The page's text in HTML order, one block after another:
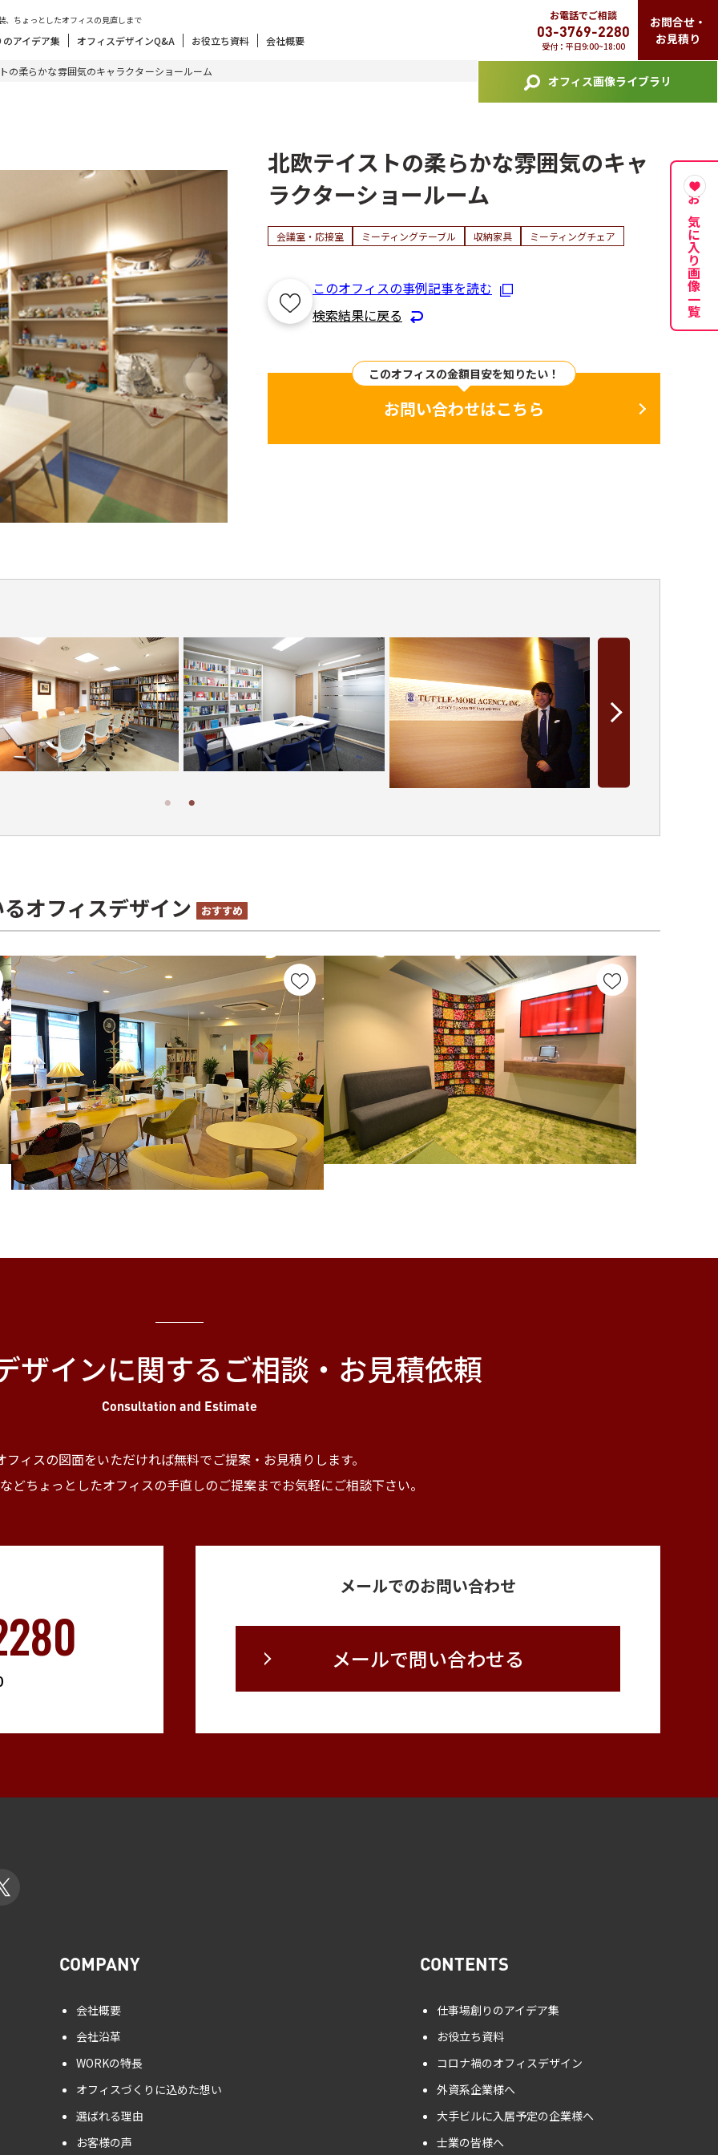
、ちょっとしたオフィスの見直しまで
アイデア集 オフィスデザインQ&A お役立ち資料 会社概要
お電話でご相談
03-3769-2280
受付：平日9:00~18:00
お問合せ・
お見積り
オフィス画像ライブラリ
の柔らかな雰囲気のキャラクターショールーム
北欧テイストの柔らかな雰囲気のキャ
ラクターショールーム
会議室・応接室 ミーティングテーブル 収納家具 ミーティングチェア
このオフィスの事例記事を読む
検索結果に戻る
このオフィスの金額目安を知りたい！
お問い合わせはこちら
オフィスデザイン
ザインに関するご相談・お見積依頼
Consultation and Estimate
フィスの図面をいただければ無料でご提案・ お見積りします。
どちょっとしたオフィスの手直しのご提案までお気軽にご相談下さい。
メールでのお問い合わせ
メールで問い合わせる
お気に入り画像一覧
COMPANY
会社概要
会社沿革
WORKの特長
オフィスづくりに込めた想い
選ばれる理由
お客様の声
CONTENTS
仕事場創りのアイデア集
お役立ち資料
コロナ禍のオフィスデザイン
外資系企業様へ
大手ビルに入居予定の企業様へ
士業の皆様へ